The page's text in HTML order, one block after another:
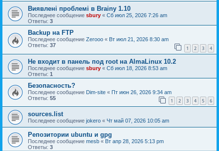
Виявлені проблемі в Brainy 1.10
Последнее сообщение sbury « Сб июл 25, 2026 7:26 am
Ответы: 3
Backup на FTP
Последнее сообщение Zerooo « Вт июл 21, 2026 8:30 am
Ответы: 37 1 2 3 4
Не входит в панель под root на AlmaLinux 10.2
Последнее сообщение sbury « Сб июл 18, 2026 8:53 am
Ответы: 1
Безопасность?
Последнее сообщение Dim-site « Пт июн 26, 2026 9:34 am
Ответы: 55 1 2 3 4 5 6
sources.list
Последнее сообщение jokero « Чт май 07, 2026 10:05 am
Репозитории ubuntu и gpg
Последнее сообщение mesb « Вт апр 28, 2026 5:13 pm
Ответы: 3